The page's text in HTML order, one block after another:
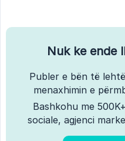
Nuk ke ende
Publer e bën të
menaxhimin e
Bashkohu me
sociale, agjenci